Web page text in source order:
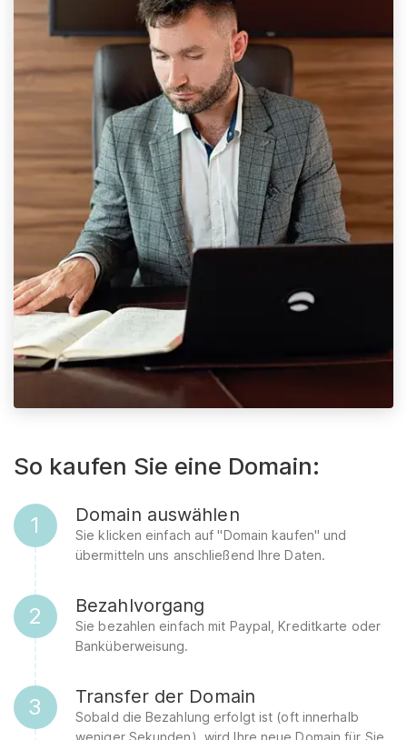
So kaufen Sie eine Domain:
1 Domain auswählen
Sie klicken einfach auf "Domain kaufen" und
übermitteln uns anschließend Ihre Daten.
2 Bezahlvorgang
Sie bezahlen einfach mit Paypal, Kreditkarte oder
Banküberweisung.
3 Transfer der Domain
Sobald die Bezahlung erfolgt ist (oft innerhalb
weniger Sekunden), wird Ihre neue Domain für Sie